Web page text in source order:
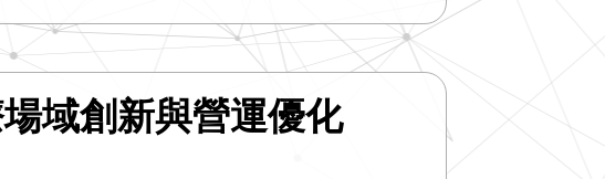
域創新與營運優化